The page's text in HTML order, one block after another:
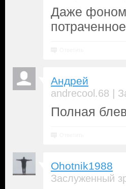
Даже фоном
Андрей
andrecool.68 |
Полная
Ohotnik1988
Заслуженный